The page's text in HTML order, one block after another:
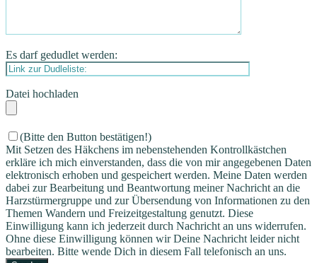
Es darf gedudlet werden:
Datei hochladen
(Bitte den Button bestätigen!)
Mit Setzen des Häkchens im nebenstehenden Kontrollkästchen
erkläre ich mich einverstanden, dass die von mir angegebenen Daten
elektronisch erhoben und gespeichert werden. Meine Daten werden
dabei zur Bearbeitung und Beantwortung meiner Nachricht an die
Harzstürmergruppe und zur Übersendung von Informationen zu den
Themen Wandern und Freizeitgestaltung genutzt. Diese
Einwilligung kann ich jederzeit durch Nachricht an uns widerrufen.
Ohne diese Einwilligung können wir Deine Nachricht leider nicht
bearbeiten. Bitte wende Dich in diesem Fall telefonisch an uns.